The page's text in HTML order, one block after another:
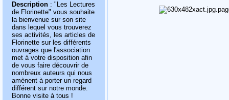
Description : "Les Lectures
de Florinette" vous souhaite
la bienvenue sur son site
dans lequel vous trouverez
ses activités, les articles de
Florinette sur les différents
ouvrages que l'association
met à votre disposition afin
de vous faire découvrir de
nombreux auteurs qui nous
amènent à porter un regard
différent sur notre monde.
Bonne visite à tous !